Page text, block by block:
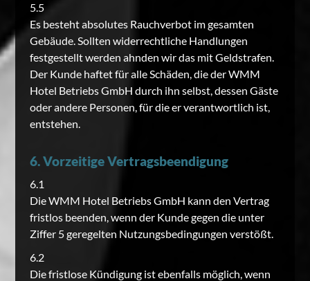
5.5
Es besteht absolutes Rauchverbot im gesamten
Gebäude. Sollten widerrechtliche Handlungen
festgestellt werden ahnden wir das mit Geldstrafen.
Der Kunde haftet für alle Schäden, die der WMM
Hotel Betriebs GmbH durch ihn selbst, dessen Gäste
oder andere Personen, für die er verantwortlich ist,
entstehen.
6. Vorzeitige Vertragsbeendigung
6.1
Die WMM Hotel Betriebs GmbH kann den Vertrag
fristlos beenden, wenn der Kunde gegen die unter
Ziffer 5 geregelten Nutzungsbedingungen verstößt.
6.2
Die fristlose Kündigung ist ebenfalls möglich, wenn